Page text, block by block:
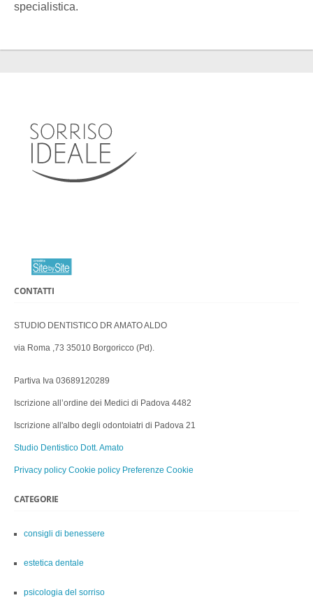
specialistica.
CONTATTI
STUDIO DENTISTICO DR AMATO ALDO
via Roma ,73 35010 Borgoricco (Pd).
Partiva Iva 03689120289
Iscrizione all’ordine dei Medici di Padova 4482
Iscrizione all'albo degli odontoiatri di Padova 21
Studio Dentistico Dott. Amato
Privacy policy Cookie policy Preferenze Cookie
CATEGORIE
consigli di benessere
estetica dentale
psicologia del sorriso